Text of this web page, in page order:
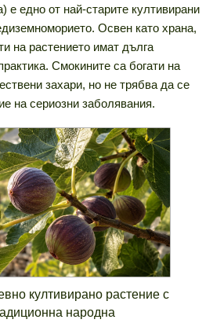
е едно от най-старите култивирани
Освен като храна,
на растението имат дълга
Смокините са богати на
захари, но не трябва да се
на сериозни заболявания.
култивирано растение с
народна